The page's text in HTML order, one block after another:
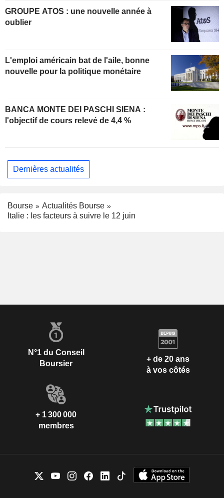
GROUPE ATOS : une nouvelle année à
oublier
L'emploi américain bat de l'aile, bonne
nouvelle pour la politique monétaire
BANCA MONTE DEI PASCHI SIENA :
l'objectif de cours relevé de 4,4 %
Dernières actualités
Bourse
Actualités Bourse
Italie : les facteurs à suivre le 12 juin
N°1 du Conseil
Boursier
+ de 20 ans
à vos côtés
+ 1 300 000
membres